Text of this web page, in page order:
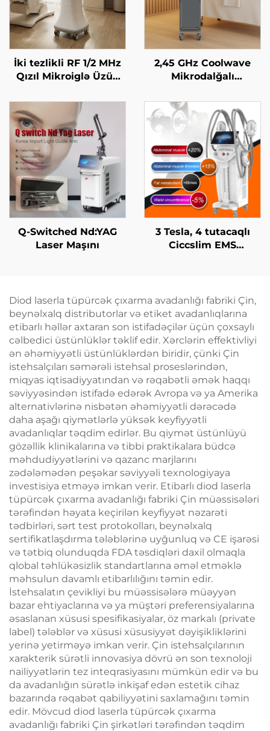
İki tezlikli RF 1/2 MHz
Qızıl Mikroiglə Üzün
2,45 GHz Coolwave
Mikrodalğalı
Sellülit Azaldılması,
Dərinin Qaldırılması
və Gərginləşdirilməsi,
Üzün Radiofrekvanslı
Emalı, Çəki Itirmə və
Bədənin İncələnməsi
Q-Switched Nd:YAG
Laser Maşını
3 Tesla, 4 tutacaqlı
Ciccslim EMS
Stimulyasiya
Diod laserla tüpürcək çıxarma avadanlığı fabriki Çin,
beynəlxalq distributorlar və etiket avadanlıqlarına
etibarlı həllər axtaran son istifadəçilər üçün çoxsaylı
cəlbedici üstünlüklər təklif edir. Xərclərin effektivliyi
ən əhəmiyyətli üstünlüklərdən biridir, çünki Çin
istehsalçıları səmərəli istehsal proseslərindən,
miqyas iqtisadiyyatından və rəqabətli əmək haqqı
səviyyəsindən istifadə edərək Avropa və ya Amerika
alternativlərinə nisbətən əhəmiyyətli dərəcədə
daha aşağı qiymətlərlə yüksək keyfiyyətli
avadanlıqlar təqdim edirlər. Bu qiymət üstünlüyü
gözəllik klinikalarına və tibbi praktikalara büdcə
məhdudiyyətlərini və qazanc marjlarını
zədələmədən peşəkar səviyyəli texnologiyaya
investisiya etməyə imkan verir. Etibarlı diod laserla
tüpürcək çıxarma avadanlığı fabriki Çin müəssisələri
tərəfindən həyata keçirilən keyfiyyət nəzarəti
tədbirləri, sərt test protokolları, beynəlxalq
sertifikatlaşdırma tələblərinə uyğunluq və CE işarəsi
və tətbiq olunduqda FDA təsdiqləri daxil olmaqla
qlobal təhlükəsizlik standartlarına əməl etməklə
məhsulun davamlı etibarlılığını təmin edir.
İstehsalatın çevikliyi bu müəssisələrə müəyyən
bazar ehtiyaclarına və ya müştəri preferensiyalarına
əsaslanan xüsusi spesifikasiyalar, öz markalı (private
label) tələblər və xüsusi xüsusiyyət dəyişikliklərini
yerinə yetirməyə imkan verir. Çin istehsalçılarının
xarakterik sürətli innovasiya dövrü ən son texnoloji
nailiyyətlərin tez inteqrasiyasını mümkün edir və bu
da avadanlığın sürətlə inkişaf edən estetik cihaz
bazarında rəqabət qabiliyyətini saxlamağını təmin
edir. Mövcud diod laserla tüpürcək çıxarma
avadanlığı fabriki Çin şirkətləri tərəfindən təqdim